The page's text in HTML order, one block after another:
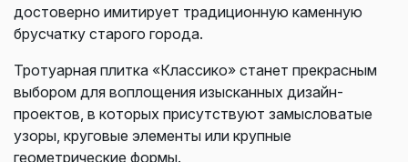
достоверно имитирует традиционную каменную
брусчатку старого города.
Тротуарная плитка «Классико» станет прекрасным
выбором для воплощения изысканных дизайн-
проектов, в которых присутствуют замысловатые
узоры, круговые элементы или крупные
геометрические формы.